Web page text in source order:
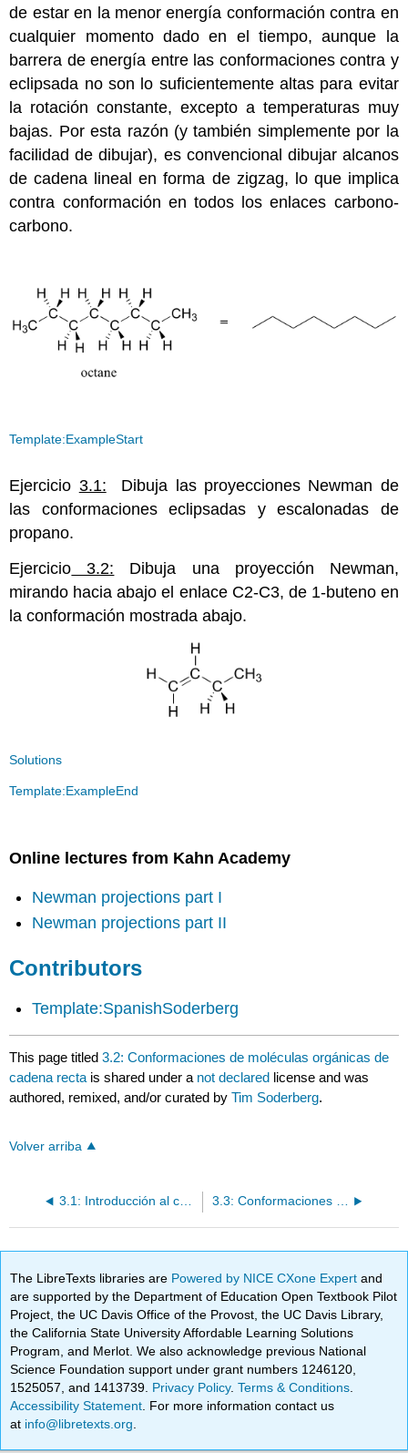
de estar en la menor energía conformación contra en
cualquier momento dado en el tiempo, aunque la
barrera de energía entre las conformaciones contra y
eclipsada no son lo suficientemente altas para evitar
la rotación constante, excepto a temperaturas muy
bajas. Por esta razón (y también simplemente por la
facilidad de dibujar), es convencional dibujar alcanos
de cadena lineal en forma de zigzag, lo que implica
contra conformación en todos los enlaces carbono-
carbono.
Template:ExampleStart
Ejercicio 3.1: Dibuja las proyecciones Newman de
las conformaciones eclipsadas y escalonadas de
propano.
Ejercicio 3.2: Dibuja una proyección Newman,
mirando hacia abajo el enlace C2-C3, de 1-buteno en
la conformación mostrada abajo.
Solutions
Template:ExampleEnd
Online lectures from Kahn Academy
Newman projections part I
Newman projections part II
Contributors
Template:SpanishSoderberg
This page titled3.2: Conformaciones de moléculas orgánicas de
cadena recta is shared under a not declared license and was
authored, remixed, and/or curated byTim Soderberg.
Volver arriba
3.1: Introducción al capítulo 3.3: Conformaciones de moléculas orgánicas cíclicas
The LibreTexts libraries are Powered by NICE CXone Expertand
are supported by the Department of Education Open Textbook Pilot
Project, the UC Davis Office of the Provost, the UC Davis Library,
the California State University Affordable Learning Solutions
Program, and Merlot. We also acknowledge previous National
Science Foundation support under grant numbers 1246120,
1525057, and 1413739. Privacy Policy.Terms & Conditions
Accessibility Statement . For more information contact us
at info@libretexts.org